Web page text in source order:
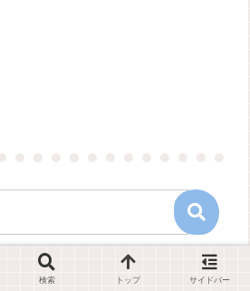
検索 トップ サイドバー